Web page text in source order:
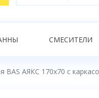
СМЕСИТЕЛИ
BAS АЯКС 170x70 с